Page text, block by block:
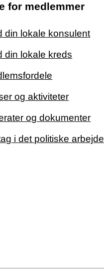
for medlemmer
din lokale konsulent
din lokale kreds
og aktiviteter
og dokumenter
i det politiske arbejde